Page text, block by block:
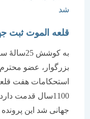
قلعه الموت ثبت
به کوشش 25سالۀ
بزرگوار، عضو محترم
استحکامات هفت قلعه
1100سال قدمت دارد،
جهانی شد این پرونده